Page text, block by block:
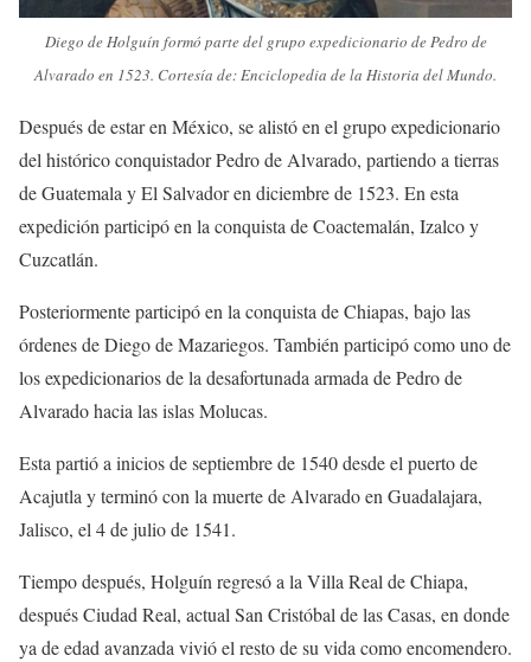
Diego de Holguín formó parte del grupo expedicionario de Pedro de
Alvarado en 1523. Cortesía de: Enciclopedia de la Historia del Mundo.
Después de estar en México, se alistó en el grupo expedicionario
del histórico conquistador Pedro de Alvarado, partiendo a tierras
de Guatemala y El Salvador en diciembre de 1523. En esta
expedición participó en la conquista de Coactemalán, Izalco y
Cuzcatlán.
Posteriormente participó en la conquista de Chiapas, bajo las
órdenes de Diego de Mazariegos. También participó como uno de
los expedicionarios de la desafortunada armada de Pedro de
Alvarado hacia las islas Molucas.
Esta partió a inicios de septiembre de 1540 desde el puerto de
Acajutla y terminó con la muerte de Alvarado en Guadalajara,
Jalisco, el 4 de julio de 1541.
Tiempo después, Holguín regresó a la Villa Real de Chiapa,
después Ciudad Real, actual San Cristóbal de las Casas, en donde
ya de edad avanzada vivió el resto de su vida como encomendero.